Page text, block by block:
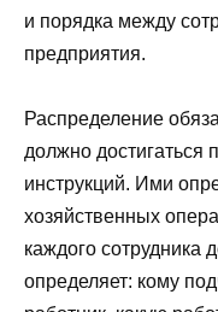
и порядка между
предприятия.
Распределение
должно достигаться
инструкций. Ими
хозяйственных
каждого сотрудника
определяет: кому